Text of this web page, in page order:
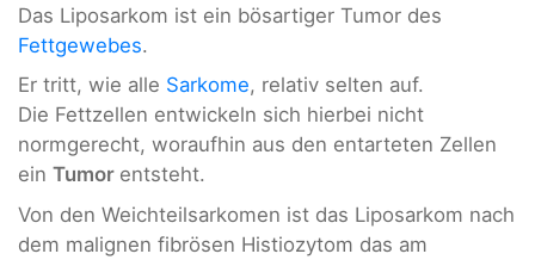
Das Liposarkom ist ein bösartiger Tumor des
Fettgewebes.
Er tritt, wie alle Sarkome, relativ selten auf.
Die Fettzellen entwickeln sich hierbei nicht
normgerecht, woraufhin aus den entarteten Zellen
ein Tumor entsteht.
Von den Weichteilsarkomen ist das Liposarkom nach
dem malignen fibrösen Histiozytom das am